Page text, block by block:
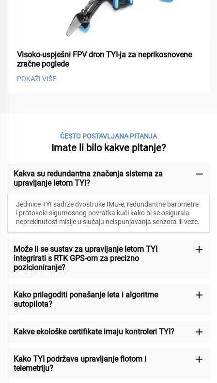
Visoko-uspješni FPV dron TYI-ja za neprikosnovene
zračne poglede
POKAŽI VIŠE
ČESTO POSTAVLJANA PITANJA
Imate li bilo kakve pitanje?
Kakva su redundantna značenja sistema za
upravljanje letom TYI?
Jedinice TYI sadrže dvostruke IMU-e, redundantne barometre
i protokole sigurnosnog povratka kući kako bi se osigurala
neprekinutost misije u slučaju neispunjavanja senzora ili veze.
Može li se sustav za upravljanje letom TYI
integrirati s RTK GPS-om za precizno
pozicioniranje?
Kako prilagoditi ponašanje leta i algoritme
autopilota?
Kakve ekološke certifikate imaju kontroleri TYI?
Kako TYI podržava upravljanje flotom i
telemetriju?